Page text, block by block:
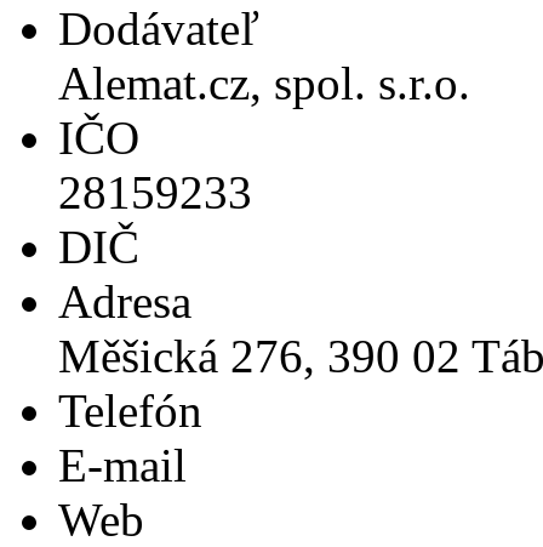
Dodávateľ
Alemat.cz, spol. s.r.o.
IČO
28159233
DIČ
Adresa
Měšická 276, 390 02
Telefón
E-mail
Web